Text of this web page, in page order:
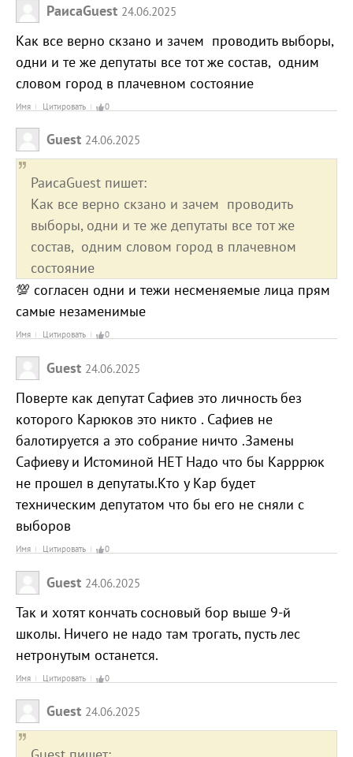
РаисаGuest 24.06.2025
Как все верно скзано и зачем проводить выборы,
одни и те же депутаты все тот же состав, одним
словом город в плачевном состояние
Имя Цитировать 0
Guest 24.06.2025
РаисаGuest пишет:
Как все верно скзано и зачем проводить
выборы, одни и те же депутаты все тот же
состав, одним словом город в плачевном
состояние
💯 согласен одни и тежи несменяемые лица прям
самые незаменимые
Имя Цитировать 0
Guest 24.06.2025
Поверте как депутат Сафиев это личность без
которого Карюков это никто . Сафиев не
балотируется а это собрание ничто .Замены
Сафиеву и Истоминой НЕТ Надо что бы Карррюк
не прошел в депутаты.Кто у Кар будет
техническим депутатом что бы его не сняли с
выборов
Имя Цитировать 0
Guest 24.06.2025
Так и хотят кончать сосновый бор выше 9-й
школы. Ничего не надо там трогать, пусть лес
нетронутым останется.
Имя Цитировать 0
Guest 24.06.2025